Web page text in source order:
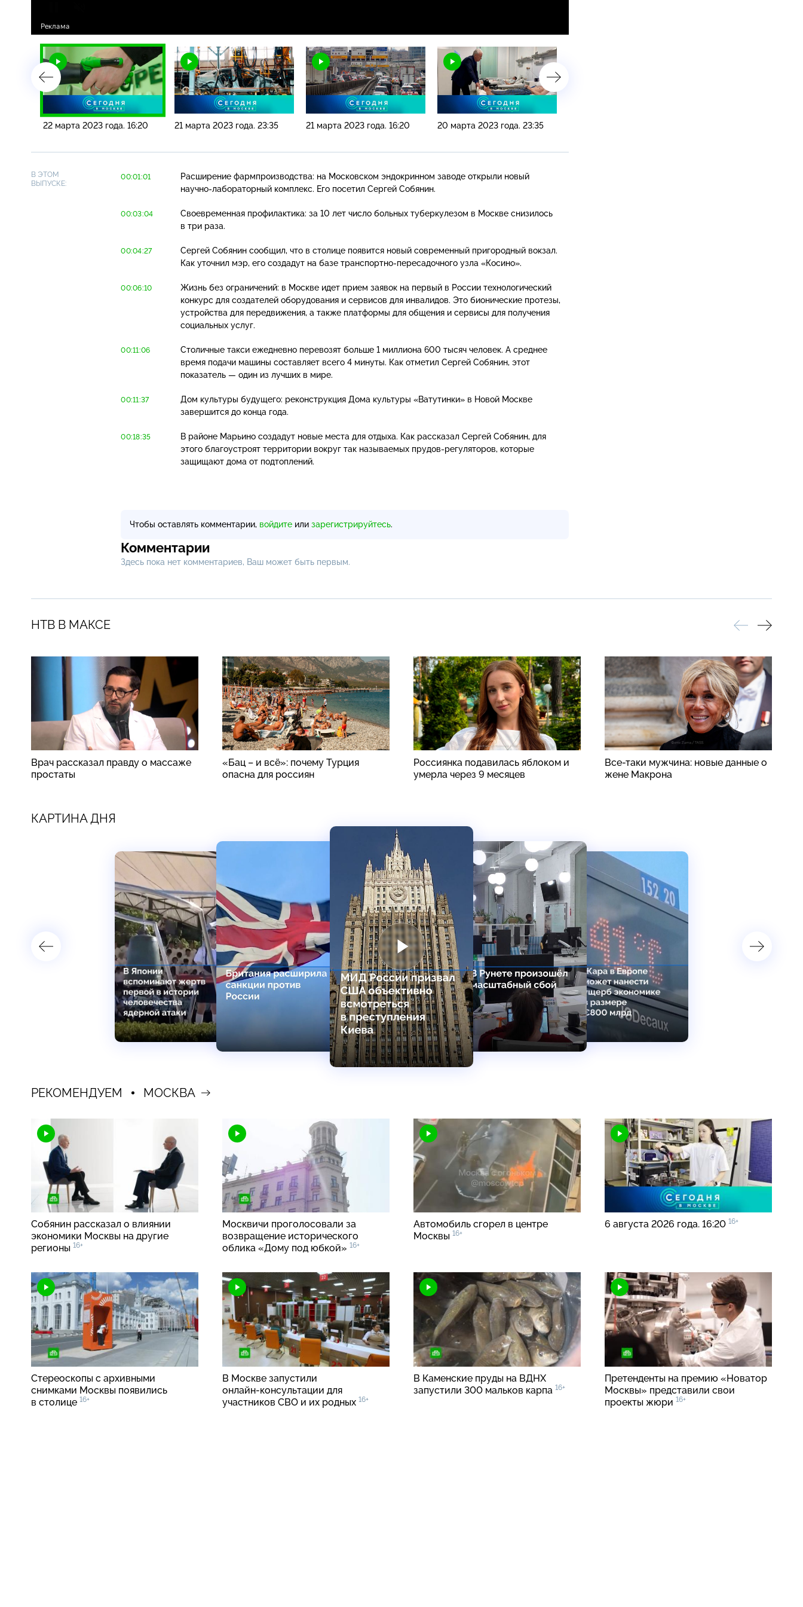
22 марта 2023 года. 16:20 21 марта 2023 года. 23:35 21 марта 2023 года. 16:20 20 марта 2023 года. 23:35
В ЭТОМ
ВЫПУСКЕ:
00:01:01
Расширение фармпроизводства: на Московском эндокринном заводе открыли новый
научно-лабораторный комплекс. Его посетил Сергей Собянин.
00:03:04
Своевременная профилактика: за 10 лет число больных туберкулезом в Москве снизилось
в три раза.
00:04:27
Сергей Собянин сообщил, что в столице появится новый современный пригородный вокзал.
Как уточнил мэр, его создадут на базе транспортно-пересадочного узла «Косино».
00:06:10
Жизнь без ограничений: в Москве идет прием заявок на первый в России технологический
конкурс для создателей оборудования и сервисов для инвалидов. Это бионические протезы,
устройства для передвижения, а также платформы для общения и сервисы для получения
социальных услуг.
00:11:06
Столичные такси ежедневно перевозят больше 1 миллиона 600 тысяч человек. А среднее
время подачи машины составляет всего 4 минуты. Как отметил Сергей Собянин, этот
показатель — один из лучших в мире.
00:11:37
Дом культуры будущего: реконструкция Дома культуры «Ватутинки» в Новой Москве
завершится до конца года.
00:18:35
В районе Марьино создадут новые места для отдыха. Как рассказал Сергей Собянин, для
этого благоустроят территории вокруг так называемых прудов-регуляторов, которые
защищают дома от подтоплений.
Чтобы оставлять комментарии, войдите или зарегистрируйтесь.
Комментарии
Здесь пока нет комментариев, Ваш может быть первым.
НТВ В МАКСЕ
Врач рассказал правду о массаже
простаты
«Бац – и всё»: почему Турция
опасна для россиян
Россиянка подавилась яблоком и
умерла через 9 месяцев
Все-таки мужчина: новые данные о
жене Макрона
КАРТИНА ДНЯ
РЕКОМЕНДУЕМ МОСКВА
Собянин рассказал о влиянии
экономики Москвы на другие
регионы 16+
Москвичи проголосовали за
возвращение исторического
облика «Дому под юбкой» 16+
Автомобиль сгорел в центре
Москвы 16+
6 августа 2026 года. 16:20 16+
Стереоскопы с архивными
снимками Москвы появились
в столице 16+
В Москве запустили
онлайн-консультации для
участников СВО и их родных 16+
В Каменские пруды на ВДНХ
запустили 300 мальков карпа 16+
Претенденты на премию «Новатор
Москвы» представили свои
проекты жюри 16+